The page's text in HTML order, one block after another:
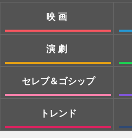
映画
演劇
セレブ＆ゴシップ
トレンド